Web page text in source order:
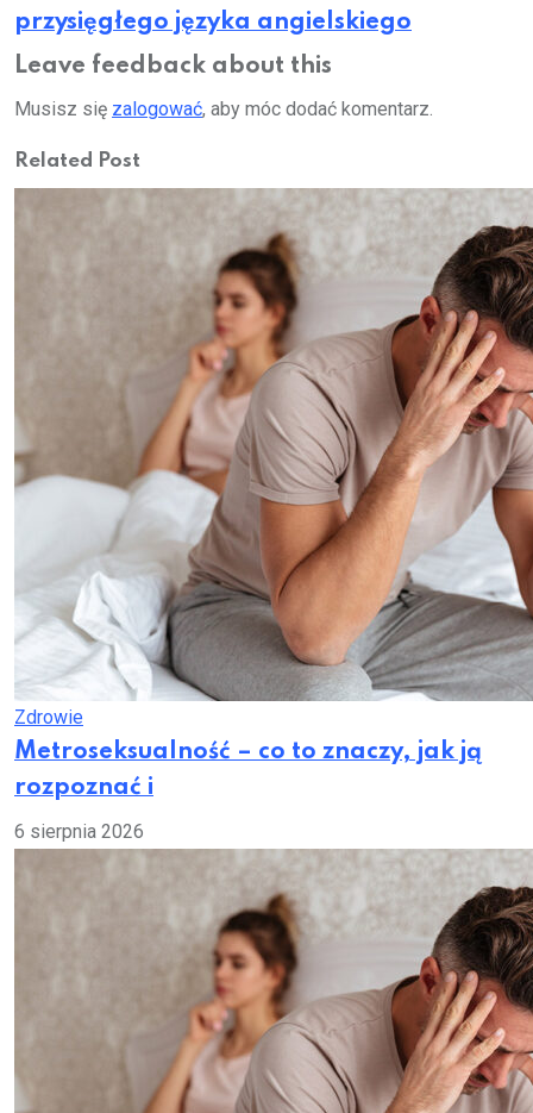
przysięgłego języka angielskiego
Leave feedback about this
Musisz się zalogować, aby móc dodać komentarz.
Related Post
Zdrowie
Metroseksualność – co to znaczy, jak ją
rozpoznać i
6 sierpnia 2026